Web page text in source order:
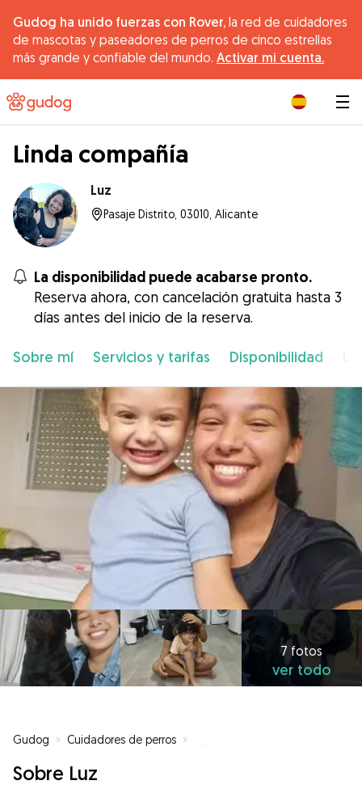
Gudog ha unido fuerzas con Rover, la red de cuidadores
de mascotas y paseadores de perros de cinco estrellas
más grande y confiable del mundo. Activar mi cuenta.
Linda compañía
Luz
Pasaje Distrito, 03010, Alicante
La disponibilidad puede acabarse pronto.
Reserva ahora, con cancelación gratuita hasta 3
días antes del inicio de la reserva.
Sobre mí Servicios y tarifas Disponibilidad
7 fotos
ver todo
Gudog » Cuidadores de perros »
Sobre Luz